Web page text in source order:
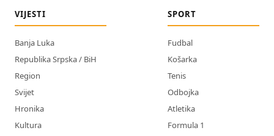
VIJESTI
Banja Luka
Republika Srpska / BiH
Region
Svijet
Hronika
Kultura
SPORT
Fudbal
Košarka
Tenis
Odbojka
Atletika
Formula 1